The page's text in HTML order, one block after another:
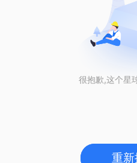
很抱歉,这个星
重